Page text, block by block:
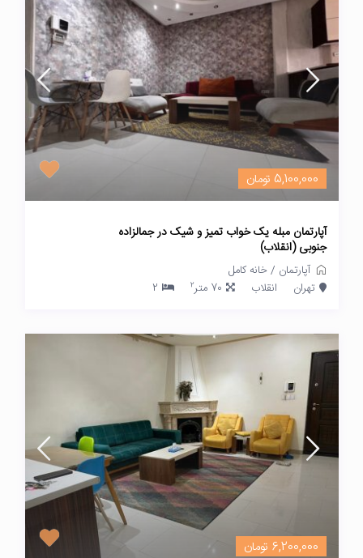
5,100,000 تومان
آپارتمان مبله یک خواب تمیز و شیک در جمالزاده
جنوبی (انقلاب)
آپارتمان /خانه کامل
تهران
انقلاب 70 متر 2
2
6,200,000 تومان